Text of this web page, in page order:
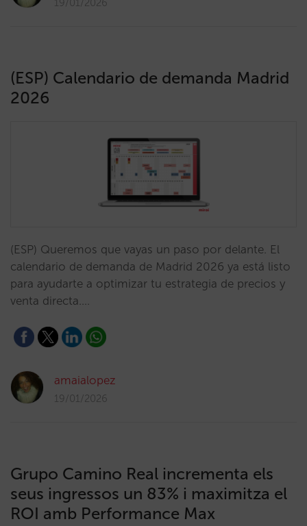
19/01/2026
(ESP) Calendario de demanda Madrid
2026
(ESP) Queremos que vayas un paso por delante. El
calendario de demanda de Madrid 2026 ya está listo
para ayudarte a optimizar tu estrategia de precios y
venta directa.…
amaialopez
19/01/2026
Grupo Camino Real incrementa els
seus ingressos un 83% i maximitza el
ROI amb Performance Max